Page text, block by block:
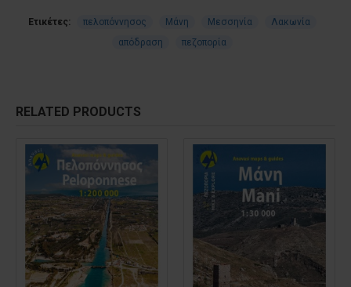
Ετικέτες: πελοπόννησος Μάνη Μεσσηνία
Λακωνία
απόδραση
πεζοπορία
RELATED PRODUCTS